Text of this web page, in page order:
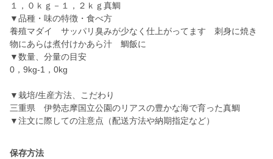
１，０ｋｇ－１，２ｋｇ真鯛
▼品種・味の特徴・食べ方
養殖マダイ サッパリ臭みが少なく仕上がってます 刺身に焼き
物にあらは煮付けかあら汁 鯛飯に
▼数量、分量の目安
0，9kg-1，0kg
▼栽培/生産方法、こだわり
三重県 伊勢志摩国立公園のリアスの豊かな海で育った真鯛
▼注文に際しての注意点（配送方法や納期指定など）
保存方法